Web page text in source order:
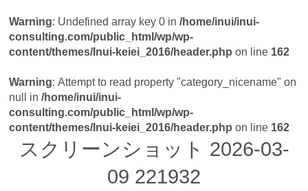
Warning : Undefined array key 0 in/home/inui/inui-
consulting.com/public_html/wp/wp-
content/themes/Inui-keiei_2016/header.php on line 162
Warning: Attempt to read property "category_nicename" on
null in/home/inui/inui-
consulting.com/public_html/wp/wp-
content/themes/Inui-keiei_2016/header.php on line 162
スクリーンショット 2026-03-
09 221932